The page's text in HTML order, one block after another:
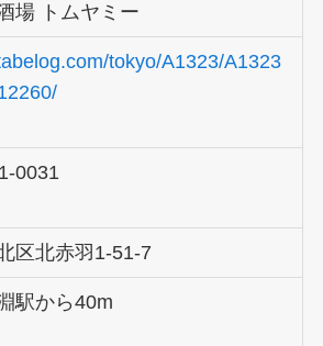
場 トムヤミー
tokyo/A1323/A1323
0031
区北赤羽1-51-7
駅から40m